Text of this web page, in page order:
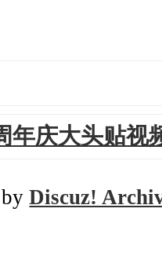
年庆大头贴视
byDiscuz!